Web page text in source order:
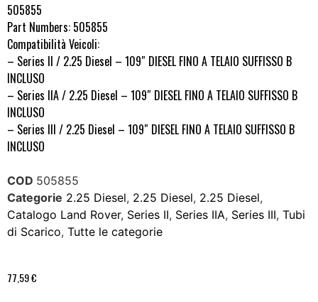
505855
Part Numbers: 505855
Compatibilità Veicoli:
– Series II / 2.25 Diesel – 109″ DIESEL FINO A TELAIO SUFFISSO B
INCLUSO
– Series IIA / 2.25 Diesel – 109″ DIESEL FINO A TELAIO SUFFISSO B
INCLUSO
– Series III / 2.25 Diesel – 109″ DIESEL FINO A TELAIO SUFFISSO B
INCLUSO
COD 505855
Categorie 2.25 Diesel, 2.25 Diesel, 2.25 Diesel,
Catalogo Land Rover, Series II, Series IIA, Series III, Tubi
di Scarico, Tutte le categorie
77,59€